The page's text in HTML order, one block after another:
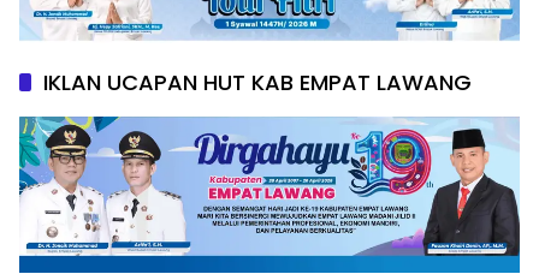
IKLAN UCAPAN HUT KAB EMPAT LAWANG